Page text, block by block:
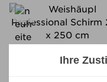
250 x 250 cm
Ihre